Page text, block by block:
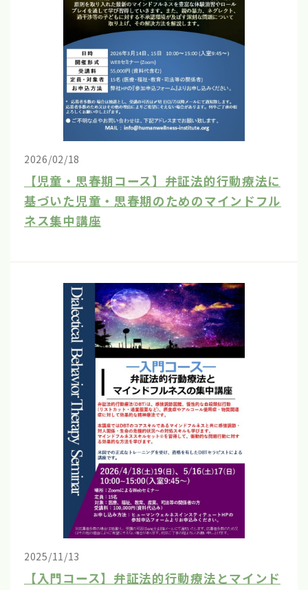
2026/02/18
【児童・思春期コース】弁証法的行動療法に
基づいた児童・思春期のためのマインドフル
ネス集中講座
2025/11/13
【入門コース】弁証法的行動療法とマインド